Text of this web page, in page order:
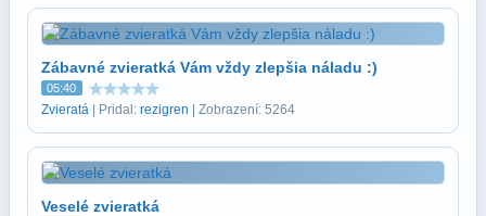
Zábavné zvieratká Vám vždy zlepšia náladu :)
05:40
Zvieratá | Pridal: rezigren | Zobrazení: 5264
Veselé zvieratká